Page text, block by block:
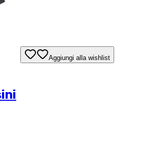
Aggiungi alla wishlist